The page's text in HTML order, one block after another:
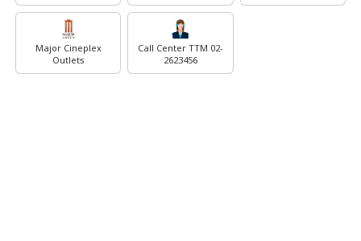
Major Cineplex
Outlets
Call Center TTM 02-
2623456